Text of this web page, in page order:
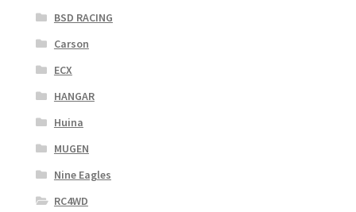
BSD RACING
Carson
ECX
HANGAR
Huina
MUGEN
Nine Eagles
RC4WD